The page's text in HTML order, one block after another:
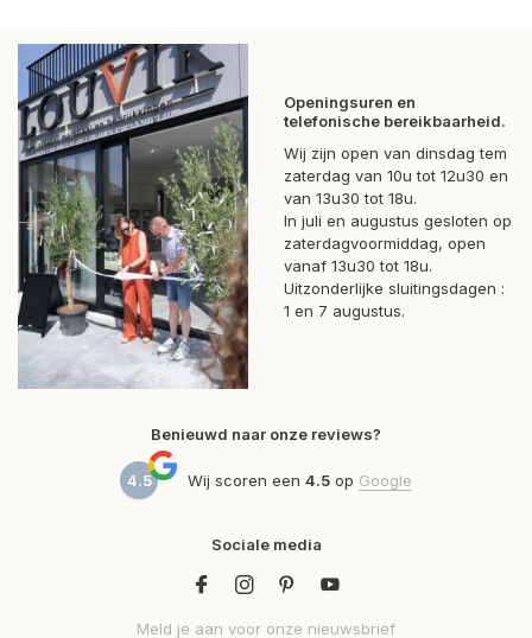
Openingsuren en
telefonische bereikbaarheid.
Wij zijn open van dinsdag tem
zaterdag van 10u tot 12u30 en
van 13u30 tot 18u.
In juli en augustus gesloten op
zaterdagvoormiddag, open
vanaf 13u30 tot 18u.
Uitzonderlijke sluitingsdagen :
1 en 7 augustus.
Benieuwd naar onze reviews?
4.5 Wij scoren een 4.5 op Google
Sociale media
Meld je aan voor onze nieuwsbrief